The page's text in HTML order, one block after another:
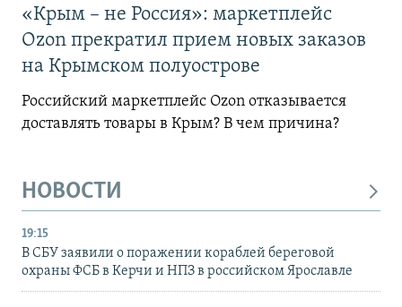
«Крым – не Россия»: маркетплейс
Ozon прекратил прием новых заказов
на Крымском полуострове
Российский маркетплейс Ozon отказывается
доставлять товары в Крым? В чем причина?
НОВОСТИ
19:15
В СБУ заявили о поражении кораблей береговой
охраны ФСБ в Керчи и НПЗ в российском Ярославле